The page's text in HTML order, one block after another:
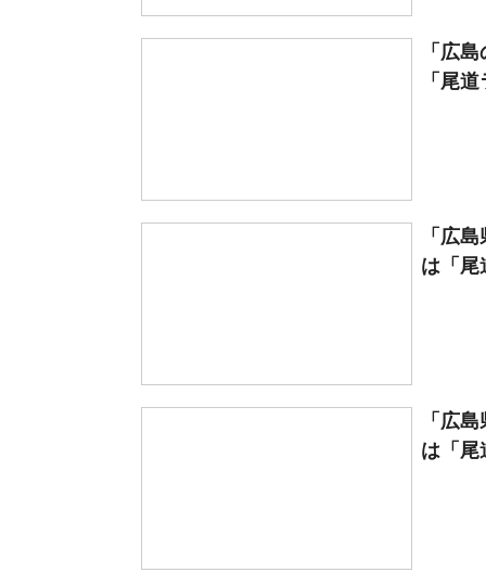
「広
「尾
「広
は「尾
「広
は「尾